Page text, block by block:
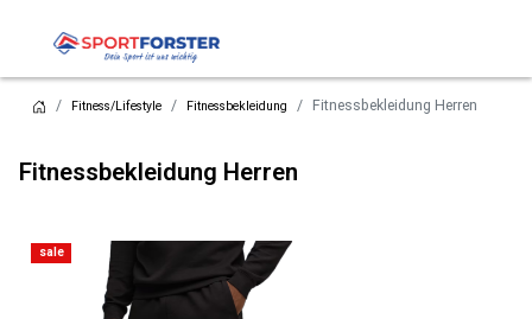
Fitness/Lifestyle Fitnessbekleidung Fitnessbekleidung Herren
Fitnessbekleidung Herren
sale